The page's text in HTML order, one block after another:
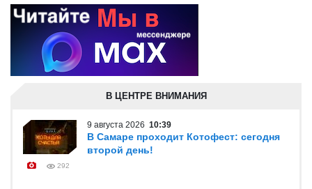
В ЦЕНТРЕ ВНИМАНИЯ
9 августа 2026 10:39
В Самаре проходит Котофест: сегодня
второй день!
292